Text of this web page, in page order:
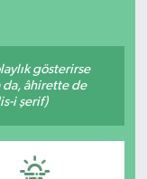
gösterirse
da, âhirette de
i şerif)